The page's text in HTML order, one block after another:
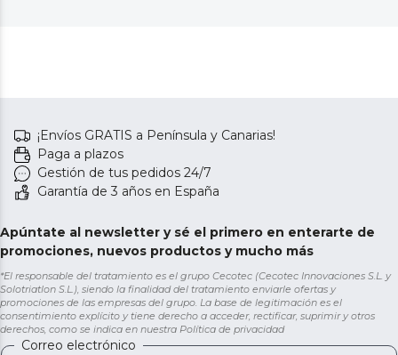
¡Envíos GRATIS a Península y Canarias!
Paga a plazos
Gestión de tus pedidos 24/7
Garantía de 3 años en España
Apúntate al newsletter y sé el primero en enterarte de
promociones, nuevos productos y mucho más
*El responsable del tratamiento es el grupo Cecotec (Cecotec Innovaciones S.L. y
Solotriatlon S.L.), siendo la finalidad del tratamiento enviarle ofertas y
promociones de las empresas del grupo. La base de legitimación es el
consentimiento explícito y tiene derecho a acceder, rectificar, suprimir y otros
derechos, como se indica en nuestra Política de privacidad
Correo electrónico